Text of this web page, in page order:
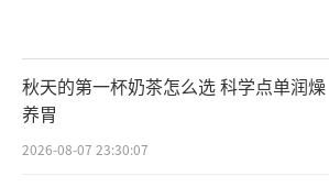
秋天的第一杯奶茶怎么选 科学点单润燥
养胃
2026-08-07 23:30:07